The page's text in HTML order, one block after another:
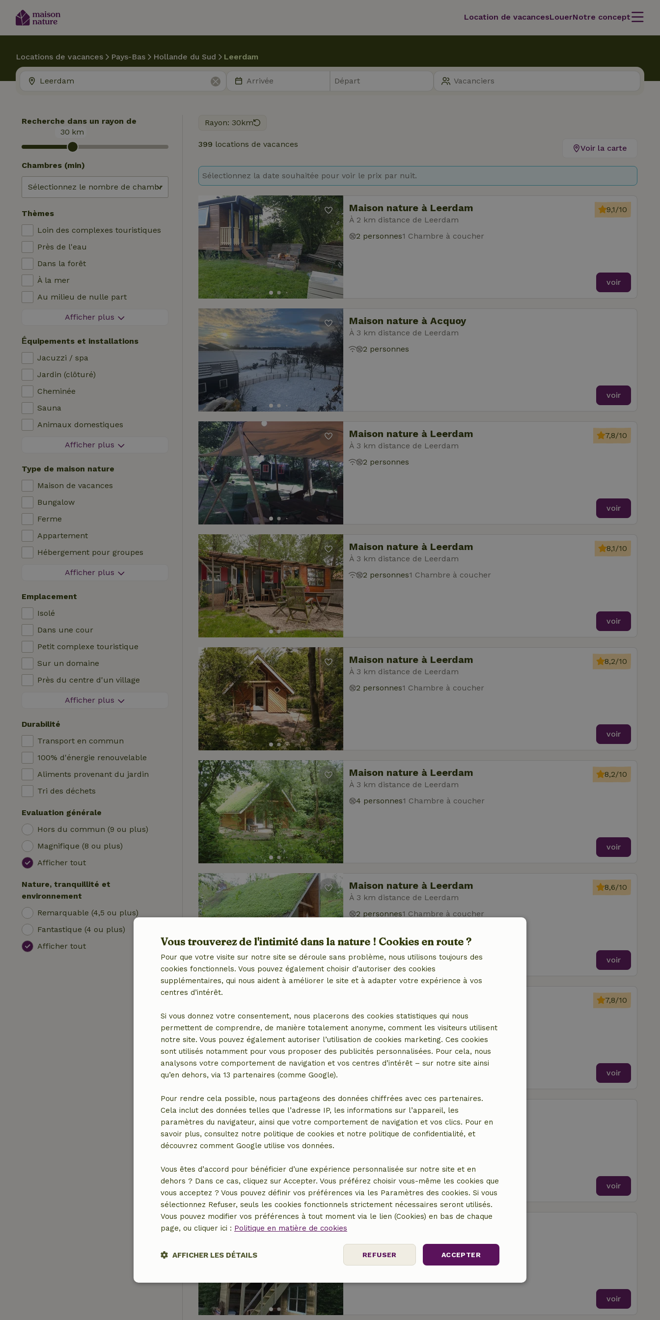
Location de vacancesLouerNotre concept
Locations de vacances Pays-Bas Hollande du Sud Leerdam
Rayon: 30km
399 locations de vacances Voir la carte
Sélectionnez la date souhaitée pour voir le prix par nuit.
Maison nature à Leerdam
À 2 km distance de Leerdam
9,1/10
2 personnes1 Chambre à coucher
voir
Maison nature à Acquoy
À 3 km distance de Leerdam
2 personnes
voir
Maison nature à Leerdam
À 3 km distance de Leerdam
7,8/10
2 personnes
voir
Maison nature à Leerdam
À 3 km distance de Leerdam
8,1/10
2 personnes1 Chambre à coucher
voir
Maison nature à Leerdam
À 3 km distance de Leerdam
8,2/10
2 personnes1 Chambre à coucher
voir
Maison nature à Leerdam
À 3 km distance de Leerdam
8,2/10
4 personnes1 Chambre à coucher
voir
Maison nature à Leerdam
À 3 km distance de Leerdam
8,6/10
2 personnes1 Chambre à coucher
voir
7,8/10
4 personnes
voir
Maison nature à Leerdam
À 3 km distance de Leerdam
2 personnes
voir
Maison nature à Leerdam
4 personnes
voir
Recherche dans un rayon de
30 km
Chambres (min)
Thèmes
Loin des complexes touristiques
Près de l'eau
Dans la forêt
À la mer
Au milieu de nulle part
Dans les champs
Dans les polders
En montagne
Maison isolée
Dans le verger
Pêche à proximité
Afficher plus
Ḗquipements et installations
Jacuzzi / spa
Jardin (clôturé)
Cheminée
Sauna
Animaux domestiques
Zone sans feux d'artifice
Réservation instantanée
Machine à laver
Lave-vaisselle
Meubles de jardin
Accès à Internet (WiFi)
Réfrigérateur avec compartiment
congélateur
Lit pour enfant
Bain
Station de recharge pour voiture
Piscine (en commun)
Accessible aux fauteuils roulants
Piscine (privée)
Afficher plus
Type de maison nature
Maison de vacances
Bungalow
Ferme
Appartement
Hébergement pour groupes
Maisonnette
Maison de campagne
Chalet
Villa
Glamping
Cabane en rondins
Logis
Roulotte
Hutte
Emplacement de camping
Yourte
Bateau
Wrap house
Afficher plus
Emplacement
Isolé
Dans une cour
Petit complexe touristique
Sur un domaine
Près du centre d'un village
A l'orée d'un village
Afficher plus
Durabilité
Transport en commun
100% d'énergie renouvelable
Aliments provenant du jardin
Tri des déchets
Evaluation générale
Hors du commun (9 ou plus)
Magnifique (8 ou plus)
Afficher tout
Nature, tranquillité et
environnement
Remarquable (4,5 ou plus)
Fantastique (4 ou plus)
Afficher tout
Vous trouverez de l'intimité dans la nature ! Cookies en route ?
Pour que votre visite sur notre site se déroule sans problème, nous utilisons toujours des
cookies fonctionnels. Vous pouvez également choisir d’autoriser des cookies
supplémentaires, qui nous aident à améliorer le site et à adapter votre expérience à vos
centres d’intérêt.
Si vous donnez votre consentement, nous placerons des cookies statistiques qui nous
permettent de comprendre, de manière totalement anonyme, comment les visiteurs utilisent
notre site. Vous pouvez également autoriser l’utilisation de cookies marketing. Ces cookies
sont utilisés notamment pour vous proposer des publicités personnalisées. Pour cela, nous
analysons votre comportement de navigation et vos centres d’intérêt – sur notre site ainsi
qu’en dehors, via 13 partenaires (comme Google).
Pour rendre cela possible, nous partageons des données chiffrées avec ces partenaires.
Cela inclut des données telles que l’adresse IP, les informations sur l’appareil, les
paramètres du navigateur, ainsi que votre comportement de navigation et vos clics. Pour en
savoir plus, consultez notre politique de cookies et notre politique de confidentialité, et
découvrez comment Google utilise vos données.
Vous êtes d’accord pour bénéficier d’une expérience personnalisée sur notre site et en
dehors ? Dans ce cas, cliquez sur Accepter. Vous préférez choisir vous-même les cookies que
vous acceptez ? Vous pouvez définir vos préférences via les Paramètres des cookies. Si vous
sélectionnez Refuser, seuls les cookies fonctionnels strictement nécessaires seront utilisés.
Vous pouvez modifier vos préférences à tout moment via le lien (Cookies) en bas de chaque
page, ou cliquer ici : Politique en matière de cookies
ACCEPTER
REFUSER
AFFICHER LES DÉTAILS
Strictement
nécessaires
Performance Ciblage Fonctionnalité